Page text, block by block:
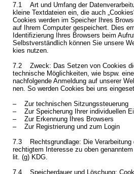
7.1 Art und Um­fang der
klei­ne Text­da­tei­en ein, die auch
Coo­kies wer­den im Spei­cher Ihres
auf Ihrem Com­pu­ter ge­spei­chert. Dies
Iden­ti­fi­zie­rung Ihres Brow­sers beim
Selbst­ver­ständ­lich kön­nen Sie un­se­re
kies nut­zen.
7.2 Zweck: Das Set­zen von Coo­kies
tech­ni­sche Mög­lich­kei­ten, wie bspw.
nach­fol­gen­de An­mel­dung auf un­se­rer
nen. So wer­den Coo­kies bei uns
– Zur tech­ni­schen Sit­zungs­steue­rung
– Zur Spei­che­rung Ihrer in­di­vi­du­el­len
– Zur Er­ken­nung Ihres Brow­sers
– Zur Re­gis­trie­rung und zum Login
7.3 Rechts­grund­la­ge: Die Ver­ar­bei­tung
rech­tig­tem In­ter­es­se zu oben
lit. (g) KDG.
7.4 Spei­cher­dau­er und Lö­schung: